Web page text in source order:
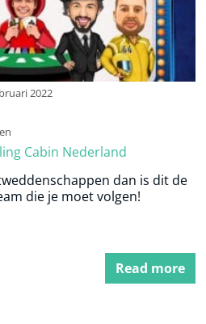
2022
Cabin Nederland
dan is dit de
die je moet volgen!
Read more